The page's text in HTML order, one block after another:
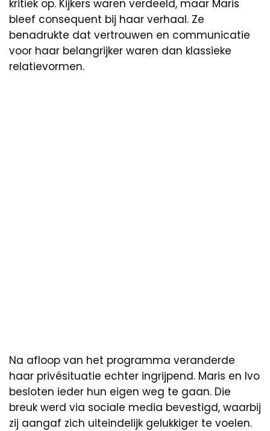
kritiek op. Kijkers waren verdeeld, maar Maris
bleef consequent bij haar verhaal. Ze
benadrukte dat vertrouwen en communicatie
voor haar belangrijker waren dan klassieke
relatievormen.
Na afloop van het programma veranderde
haar privésituatie echter ingrijpend. Maris en Ivo
besloten ieder hun eigen weg te gaan. Die
breuk werd via sociale media bevestigd, waarbij
zij aangaf zich uiteindelijk gelukkiger te voelen.